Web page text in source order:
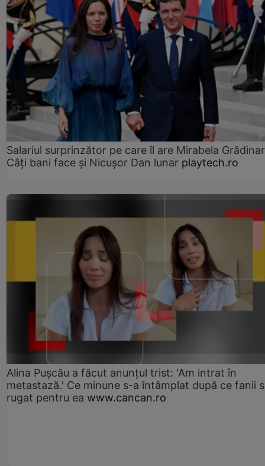
Salariul surprinzător pe care îl are Mirabela
Câţi bani face şi Nicuşor Dan lunar playtech.ro
Alina Pușcău a făcut anunțul trist: 'Am intrat în
metastază.' Ce minune s-a întâmplat după ce fanii
rugat pentru ea www.cancan.ro